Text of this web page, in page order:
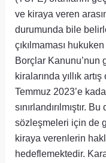
ve kiraya veren
durumunda bile
çıkılmaması
Borçlar Kanunu’nun
kiralarında yıllık
Temmuz 2023’e
sınırlandırılmıştır.
sözleşmeleri için de
kiraya verenlerin
hedeflemektedir.